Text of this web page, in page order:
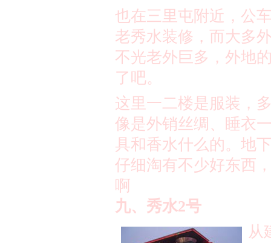
也在三里屯附近，公
老秀水装修，而大多
不光老外巨多，外地
了吧。
这里一二楼是服装，
像是外销丝绸、睡衣
具和香水什么的。地
仔细淘有不少好东西
啊
九、秀水2号
从